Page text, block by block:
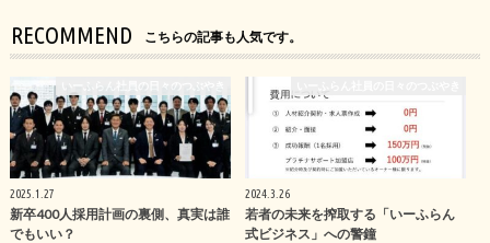
RECOMMEND こちらの記事も人気です。
いーふらん社員の日々のつぶやき
2025.1.27
新卒400人採用計画の裏側、真実は誰
でもいい？
2024.3.26
若者の未来を搾取する「いーふらん
式ビジネス」への警鐘